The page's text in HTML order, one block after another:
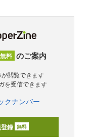
無料 のご案内
が閲覧できます
を受信できます
クナンバー
録 無料